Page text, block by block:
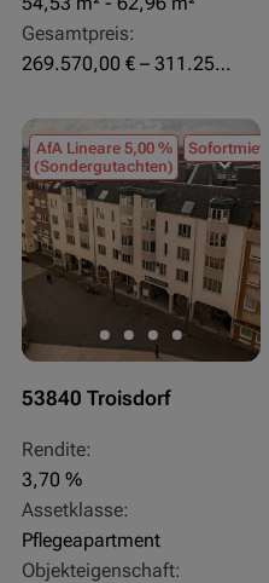
Gesamtpreis:
269.570,00 € – 311.250,00 €
AfA Lineare 5,00 %
(Sondergutachten)
Sofortmiete
53840 Troisdorf
Rendite:
3,70 %
Assetklasse:
Pflegeapartment
Objekteigenschaft: